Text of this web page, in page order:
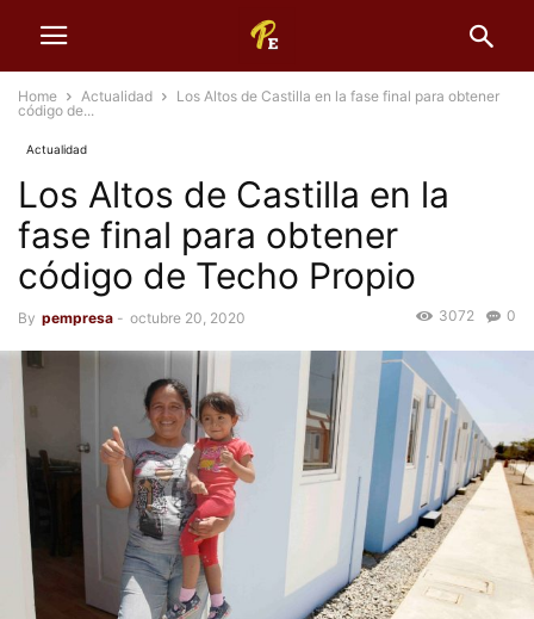
Home Actualidad
Los Altos de Castilla en la fase final para obtener
código de...
Actualidad
Los Altos de Castilla en la
fase final para obtener
código de Techo Propio
By pempresa - octubre 20, 2020 0
3072